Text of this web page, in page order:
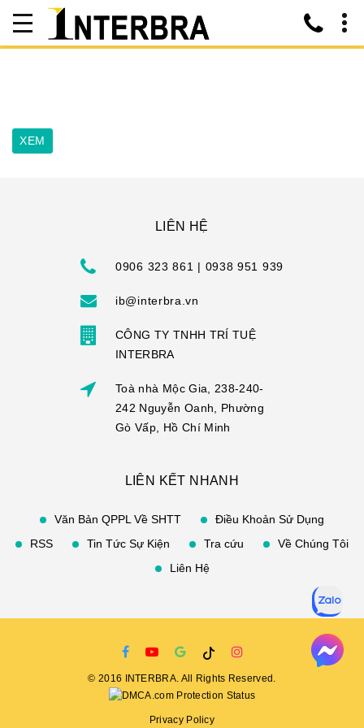
LIÊN HỆ
0906 323 861 | 0938 951 939
ib@interbra.vn
CÔNG TY TNHH TRÍ TUỆ
INTERBRA
Toà nhà Mộc Gia, 238-240-
242 Nguyễn Oanh, Phường
Gò Vấp, Hồ Chí Minh
LIÊN KẾT NHANH
Văn Bản QPPL Về SHTT
Điều Khoản Sử Dụng
RSS
Tin Tức Sự Kiện Tra cứu
Về Chúng Tôi
Liên Hệ
©2016 INTERBRA. All Rights Reserved.
Privacy Policy